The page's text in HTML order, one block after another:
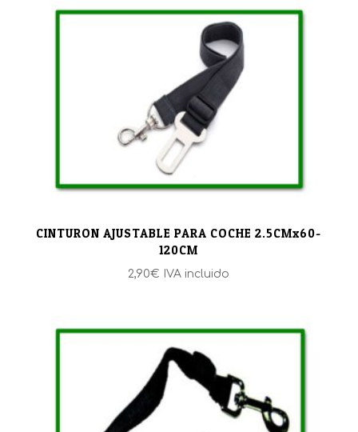
CINTURON AJUSTABLE PARA COCHE 2.5CMx60-
120CM
2,90€ IVA incluido